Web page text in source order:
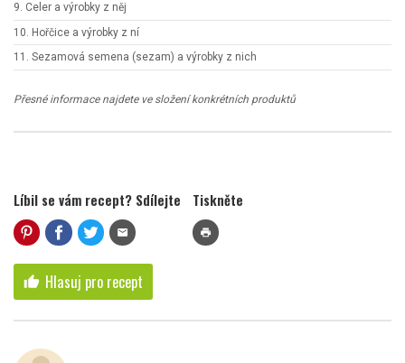
9. Celer a výrobky z něj
10. Hořčice a výrobky z ní
11. Sezamová semena (sezam) a výrobky z nich
Přesné informace najdete ve složení konkrétních produktů
Líbil se vám recept? Sdílejte
mail
Tiskněte
print
thumb_up Hlasuj pro recept